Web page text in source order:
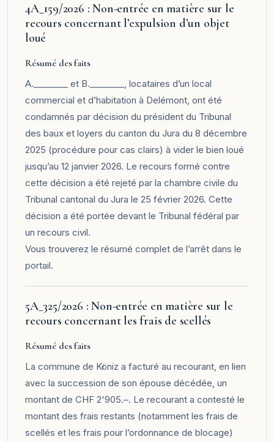
4A_159/2026 : Non-entrée en matière sur le
recours concernant l’expulsion d’un objet
loué
Résumé des faits
A.________ et B.________, locataires d’un local
commercial et d’habitation à Delémont, ont été
condamnés par décision du président du Tribunal
des baux et loyers du canton du Jura du 8 décembre
2025 (procédure pour cas clairs) à vider le bien loué
jusqu’au 12 janvier 2026. Le recours formé contre
cette décision a été rejeté par la chambre civile du
Tribunal cantonal du Jura le 25 février 2026. Cette
décision a été portée devant le Tribunal fédéral par
un recours civil.
Vous trouverez le résumé complet de l’arrêt dans le
portail.
5A_325/2026 : Non-entrée en matière sur le
recours concernant les frais de scellés
Résumé des faits
La commune de Köniz a facturé au recourant, en lien
avec la succession de son épouse décédée, un
montant de CHF 2'905.–. Le recourant a contesté le
montant des frais restants (notamment les frais de
scellés et les frais pour l’ordonnance de blocage)